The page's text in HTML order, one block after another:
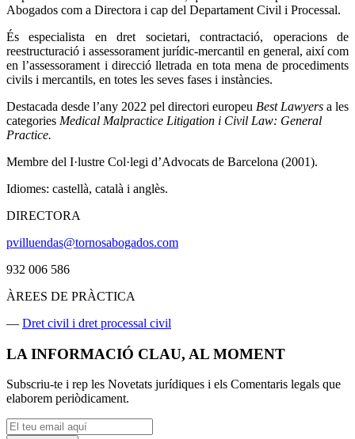
Abogados com a Directora i cap del Departament Civil i Processal.
És especialista en dret societari, contractació, operacions de
reestructuració i assessorament jurídic-mercantil en general, així com
en l’assessorament i direcció lletrada en tota mena de procediments
civils i mercantils, en totes les seves fases i instàncies.
Destacada desde l’any 2022 pel directori europeu Best Lawyers a les
categories Medical Malpractice Litigation i Civil Law: General
Practice.
Membre del I·lustre Col·legi d’Advocats de Barcelona (2001).
Idiomes: castellà, català i anglès.
DIRECTORA
pvilluendas@tornosabogados.com
932 006 586
ÀREES DE PRÀCTICA
— Dret civil i dret processal civil
LA INFORMACIÓ CLAU, AL MOMENT
Subscriu-te i rep les Novetats jurídiques i els Comentaris legals que
elaborem periòdicament.